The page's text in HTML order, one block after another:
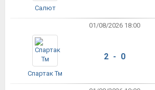
Салют
01/08/2026 18:00
Спартак Тм
2 - 0